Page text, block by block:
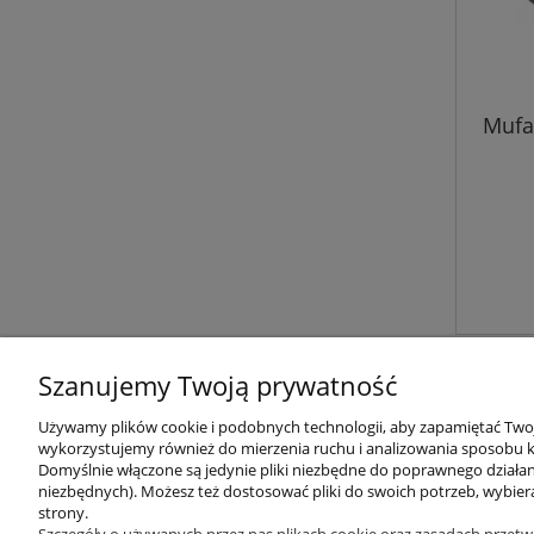
O nas
Kontakt i dane firmy
Obsługa
Metody
Szanujemy Twoją prywatność
Używamy plików cookie i podobnych technologii, aby zapamiętać
wykorzystujemy również do mierzenia ruchu i analizowania sposobu
Domyślnie włączone są jedynie pliki niezbędne do poprawnego
niezbędnych). Możesz też dostosować pliki do swoich potrzeb,
strony.